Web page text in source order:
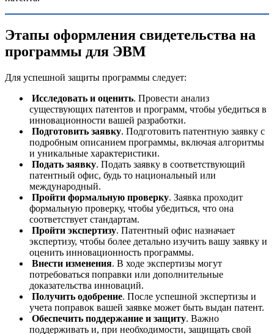
Этапы оформления свидетельства на
программы для ЭВМ
Для успешной защиты программы следует:
Исследовать и оценить. Провести анализ
существующих патентов и программ, чтобы убедиться в
инновационности вашей разработки.
Подготовить заявку. Подготовить патентную заявку с
подробным описанием программы, включая алгоритмы
и уникальные характеристики.
Подать заявку. Подать заявку в соответствующий
патентный офис, будь то национальный или
международный.
Пройти формальную проверку. Заявка проходит
формальную проверку, чтобы убедиться, что она
соответствует стандартам.
Пройти экспертизу. Патентный офис назначает
экспертизу, чтобы более детально изучить вашу заявку и
оценить инновационность программы.
Внести изменения. В ходе экспертизы могут
потребоваться поправки или дополнительные
доказательства инноваций.
Получить одобрение. После успешной экспертизы и
учета поправок вашей заявке может быть выдан патент.
Обеспечить поддержание и защиту. Важно
поддерживать и, при необходимости, защищать свой